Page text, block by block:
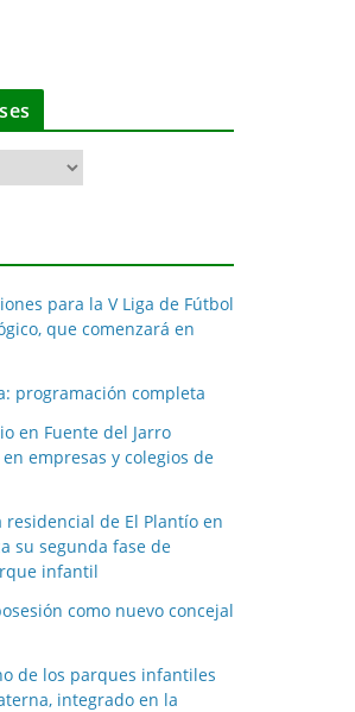
para la V Liga de Fútbol
que comenzará en
programación completa
en Fuente del Jarro
empresas y colegios de
residencial de El Plantío en
su segunda fase de
infantil
como nuevo concejal
de los parques infantiles
integrado en la